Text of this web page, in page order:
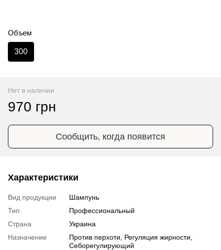
Объем
300
Нет в наличии
970 грн
Сообщить, когда появится
Характеристики
Вид продукции
Шампунь
Тип
Профессиональный
Страна
Украина
Назначение
Против перхоти, Регуляция жирности,
Себорегулирующий